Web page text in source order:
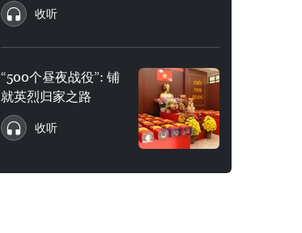
收听
“500个昼夜战役”: 铺
就英烈归家之路
收听